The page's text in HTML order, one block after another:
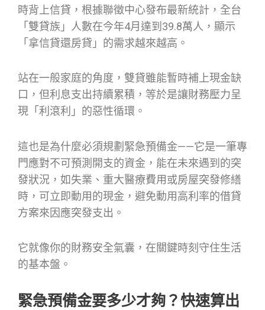
時背上信貸，根據聯徵中心發布最新統計，全台
「雙貸族」人數在今年4月達到39.8萬人，顯示
「拿信貸還房貸」的需求越來越高。
站在一般家庭的角度，雙貸雖能暫時補上現金缺
口，但利息支出持續累積，等於是讓財務壓力呈
現「利滾利」的惡性循環。
這也是為什麼必須規劃緊急預備金——它是一筆專
門應對不可預測開支的資金，能在未來遇到的突
發狀況，如失業、重大醫療費用或房屋突發修繕
時，可立即動用的現金，避免動用高利率的借貸
方案來因應突發支出。
它就像你的財務安全氣囊，在關鍵時刻守住生活
的基本盤。
緊急預備金要多少才夠？快速算出